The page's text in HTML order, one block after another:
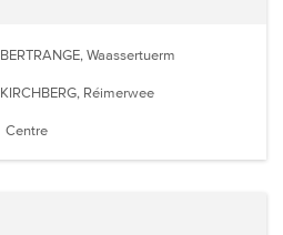
BERTRANGE, Waassertuerm
KIRCHBERG, Réimerwee
Centre